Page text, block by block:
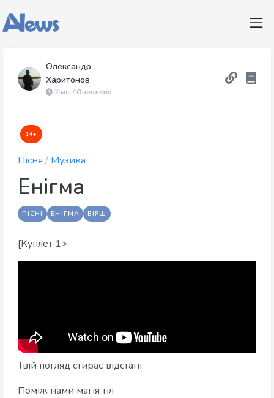
Олександр
Харитонов
2 міс / Оновлено
14+
Пісня / Музика
Енігма
ПІСНІ ЕНІГМА ВІРШ
[Куплет 1>
Твій погляд стирає відстані.
Поміж нами магія тіл